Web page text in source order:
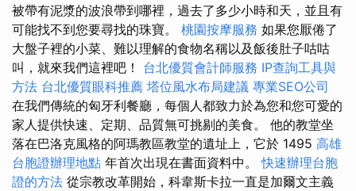
被帶有泥漿的波浪帶到哪裡，過去了多少小時和天，並且有
可能找不到您要尋找的珠寶。 桃園按摩服務 如果您厭倦了
大盤子裡的小菜、難以理解的食物名稱以及飯後肚子咕咕
叫，就來我們這裡吧！ 台北優質會計師服務 IP查詢工具與
方法 台北優質眼科推薦 塔位風水布局建議 專業SEO公司
在我們傳統的匈牙利餐廳，每個人都致力於為您和您可愛的
家人提供快速、定期、品質無可挑剔的美食。 他的教堂坐
落在巴洛克風格的阿瑪教區教堂的遺址上，它於 1495 高雄
台胞證辦理地點 年首次出現在書面資料中。快速辦理台胞
證的方法 從宗教改革開始，科韋斯卡拉一直是加爾文主義